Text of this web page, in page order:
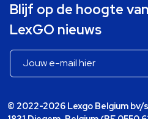
Blijf op de hoogte
LexGO nieuws
© 2022-2026 Lexgo Belgium